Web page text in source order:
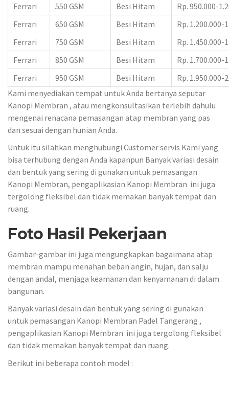
Ferrari
550 GSM Besi Hitam
Rp. 950.000-
Ferrari
650 GSM Besi Hitam
Rp. 1.200.000-
Ferrari
750 GSM Besi Hitam
Rp. 1.450.000-
Ferrari
850 GSM Besi Hitam
Rp. 1.700.000-
Ferrari
950 GSM Besi Hitam
Rp. 1.950.000-
Kami menyediakan tempat untuk Anda bertanya seputar
Kanopi Membran , atau mengkonsultasikan terlebih dahulu
mengenai renacana pemasangan atap membran yang pas
dan sesuai dengan hunian Anda.
Untuk itu silahkan menghubungi Customer servis Kami yang
bisa terhubung dengan Anda kapanpun Banyak variasi desain
dan bentuk yang sering di gunakan untuk pemasangan
Kanopi Membran, pengaplikasian Kanopi Membran ini juga
tergolong fleksibel dan tidak memakan banyak tempat dan
ruang.
Foto Hasil Pekerjaan
Gambar-gambar ini juga mengungkapkan bagaimana atap
membran mampu menahan beban angin, hujan, dan salju
dengan andal, menjaga keamanan dan kenyamanan di dalam
bangunan.
Banyak variasi desain dan bentuk yang sering di gunakan
untuk pemasangan Kanopi Membran Padel Tangerang ,
pengaplikasian Kanopi Membran ini juga tergolong fleksibel
dan tidak memakan banyak tempat dan ruang.
Berikut ini beberapa contoh model :